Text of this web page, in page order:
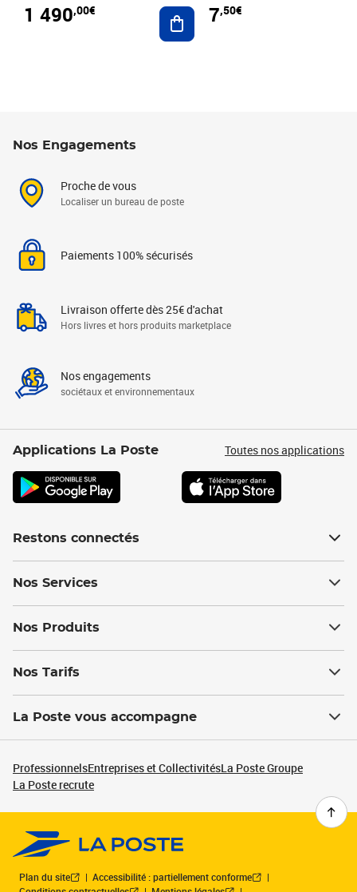
1 490,00€ Ajouter au panier
7,50€
Nos Engagements
Proche de vous
Localiser un bureau de poste
Paiements 100% sécurisés
Livraison offerte dès 25€ d'achat
Hors livres et hors produits marketplace
Nos engagements
sociétaux et environnementaux
Applications La Poste Toutes nos applications
Restons connectés
Nos Services
Nos Produits
Nos Tarifs
La Poste vous accompagne
ProfessionnelsEntreprises et CollectivitésLa Poste Groupe
La Poste recrute
Plan du site
Accessibilité : partiellement conforme